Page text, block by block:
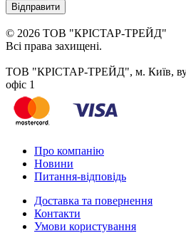
Відправити
© 2026 ТОВ "КРІСТАР-ТРЕЙД"
Всі права захищені.
ТОВ "КРІСТАР-ТРЕЙД", м. Київ,
офіс 1
Про компанію
Новини
Питання-відповідь
Доставка та повернення
Контакти
Умови користування